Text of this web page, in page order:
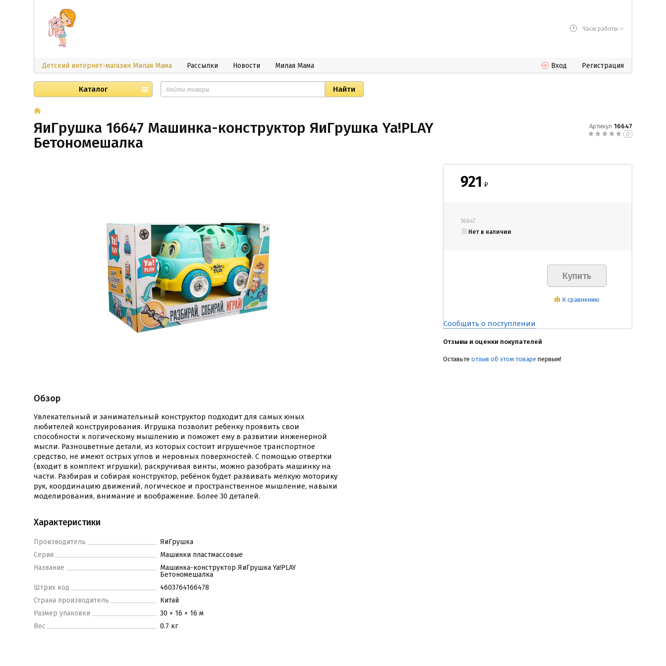
Часы работы
Детский интернет-магазин Милая Мама Рассылки Новости Милая Мама Вход Регистрация
Каталог
ЯиГрушка 16647 Машинка-конструктор ЯиГрушка Ya!PLAY
Бетономешалка
Артикул 16647
0
Обзор
Увлекательный и занимательный конструктор подходит для самых юных
любителей конструирования. Игрушка позволит ребенку проявить свои
способности к логическому мышлению и поможет ему в развитии инженерной
мысли. Разноцветные детали, из которых состоит игрушечное транспортное
средство, не имеют острых углов и неровных поверхностей. С помощью отвертки
(входит в комплект игрушки), раскручивая винты, можно разобрать машинку на
части. Разбирая и собирая конструктор, ребёнок будет развивать мелкую моторику
рук, координацию движений, логическое и пространственное мышление, навыки
моделирования, внимание и воображение. Более 30 деталей.
Характеристики
Производитель
ЯиГрушка
Серия
Машинки пластмассовые
Название
Машинка-конструктор ЯиГрушка Ya!PLAY
Бетономешалка
Штрих код
4603764166478
Страна производитель
Китай
Размер упаковки
30 × 16 × 16 м
Вес
0.7 кг
921 ₽
16647
Нет в наличии
К сравнению
Сообщить о поступлении
Отзывы и оценки покупателей
Оставьте отзыв об этом товаре первым!